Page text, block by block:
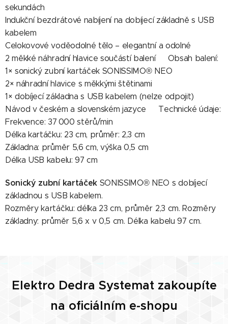
sekundách
Indukční bezdrátové nabíjení na dobíjecí základně s USB
kabelem
Celokovové voděodolné tělo – elegantní a odolné
2 měkké náhradní hlavice součástí balení📦 Obsah balení:
1× sonický zubní kartáček SONISSIMO® NEO
2× náhradní hlavice s měkkými štětinami
1× dobíjecí základna s USB kabelem (nelze odpojit)
Návod v českém a slovenském jazyce📐 Technické údaje:
Frekvence: 37 000 stěrů/min
Délka kartáčku: 23 cm, průměr: 2,3 cm
Základna: průměr 5,6 cm, výška 0,5 cm
Délka USB kabelu: 97 cm
Sonický zubní kartáčekSONISSIMO® NEO s dobíjecí
základnou s USB kabelem.
Rozměry kartáčku: délka 23 cm, průměr 2,3 cm. Rozměry
základny: průměr 5,6 x v 0,5 cm. Délka kabelu 97 cm.
Elektro Dedra Systemat zakoupíte
na oficiálním e-shopu